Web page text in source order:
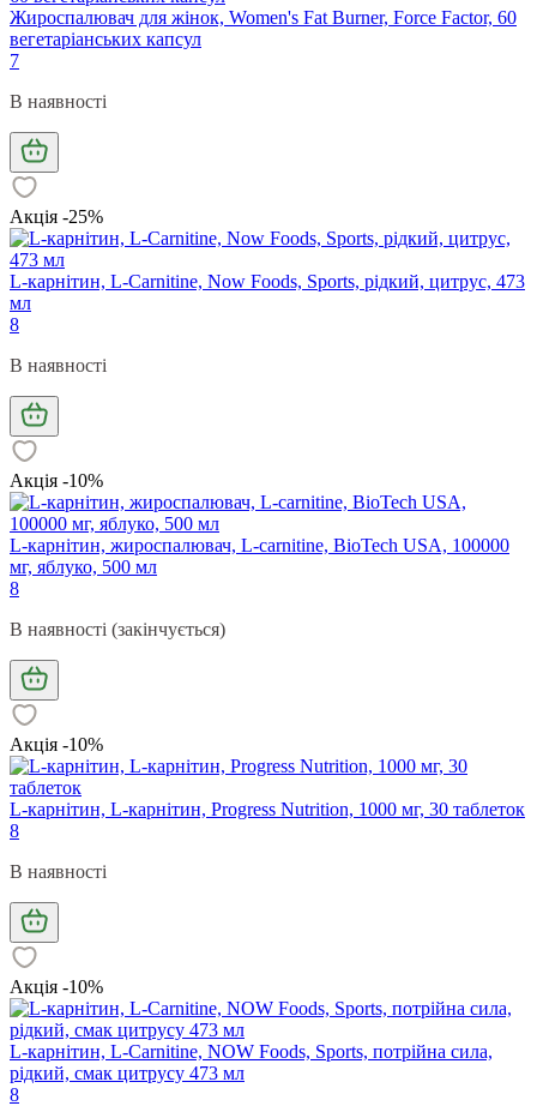
Жироспалювач для жінок, Women's Fat Burner, Force Factor, 60
вегетаріанських капсул
7
В наявності
Акція -25%
L-карнітин, L-Carnitine, Now Foods, Sports, рідкий, цитрус, 473
мл
8
В наявності
Акція -10%
L-карнітин, жироспалювач, L-carnitine, BioTech USA, 100000
мг, яблуко, 500 мл
8
В наявності (закінчується)
Акція -10%
L-карнітин, L-карнітин, Progress Nutrition, 1000 мг, 30 таблеток
8
В наявності
Акція -10%
L-карнітин, L-Carnitine, NOW Foods, Sports, потрійна сила,
рідкий, смак цитрусу 473 мл
8